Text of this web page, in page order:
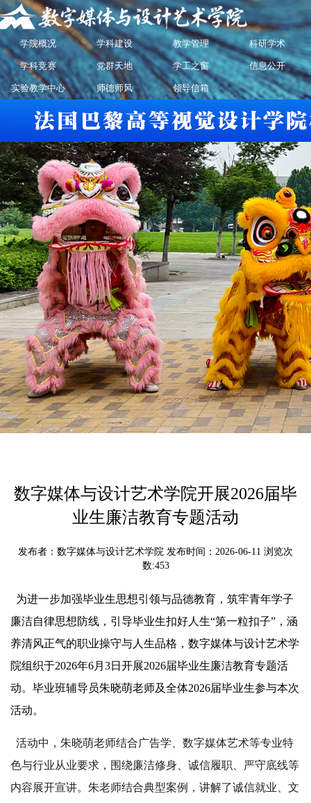
学院概况 学科建设 教学管理 科研学术
学科竞赛 党群天地 学工之窗 信息公开
实验教学中心 师德师风 领导信箱
数字媒体与设计艺术学院开展2026届毕
业生廉洁教育专题活动
发布者：数字媒体与设计艺术学院 发布时间：2026-06-11 浏览次
数:453
为进一步加强毕业生思想引领与品德教育，筑牢青年学子
廉洁自律思想防线，引导毕业生扣好人生“第一粒扣子”，涵
养清风正气的职业操守与人生品格，数字媒体与设计艺术学
院组织于2026年6月3日开展2026届毕业生廉洁教育专题活
动。毕业班辅导员朱晓萌老师及全体2026届毕业生参与本次
活动。
活动中，朱晓萌老师结合广告学、数字媒体艺术等专业特
色与行业从业要求，围绕廉洁修身、诚信履职、严守底线等
内容展开宣讲。朱老师结合典型案例，讲解了诚信就业、文